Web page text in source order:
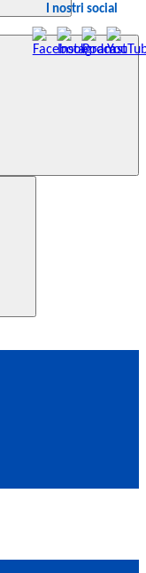
I nostri social